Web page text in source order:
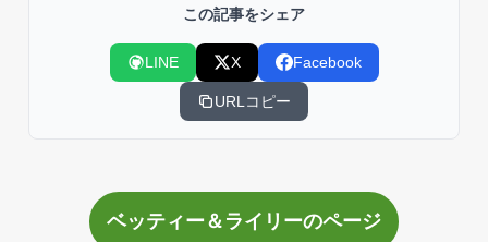
この記事をシェア
LINE X Facebook
URLコピー
ベッティー＆ライリーのページ